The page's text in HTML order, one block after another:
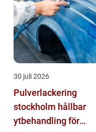
30 juli 2026
Pulverlackering
stockholm hållbar
ytbehandling för